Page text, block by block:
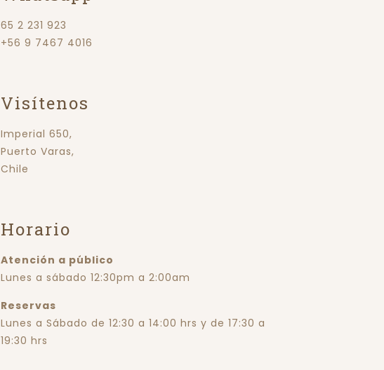
65 2 231 923
+56 9 7467 4016
Visítenos
Imperial 650,
Puerto Varas,
Chile
Horario
Atención a público
Lunes a sábado 12:30pm a 2:00am
Reservas
Lunes a Sábado de 12:30 a 14:00 hrs y de 17:30 a
19:30 hrs